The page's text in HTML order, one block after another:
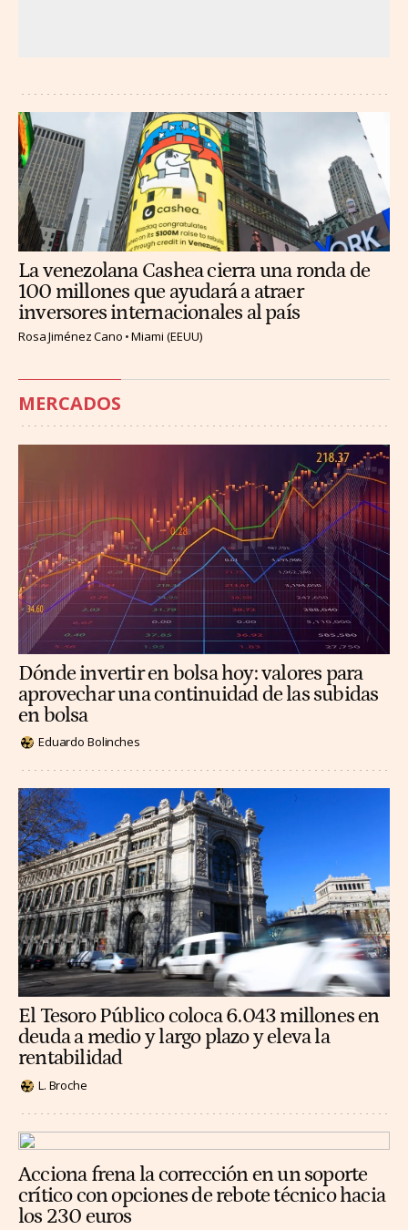
La venezolana Cashea cierra una ronda de
100 millones que ayudará a atraer
inversores internacionales al país
Rosa Jiménez Cano Miami (EEUU)
MERCADOS
Dónde invertir en bolsa hoy: valores para
aprovechar una continuidad de las subidas
en bolsa
Eduardo Bolinches
El Tesoro Público coloca 6.043 millones en
deuda a medio y largo plazo y eleva la
rentabilidad
L. Broche
Acciona frena la corrección en un soporte
crítico con opciones de rebote técnico hacia
los 230 euros